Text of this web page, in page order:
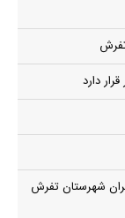
دارد
شهرستان تفرش